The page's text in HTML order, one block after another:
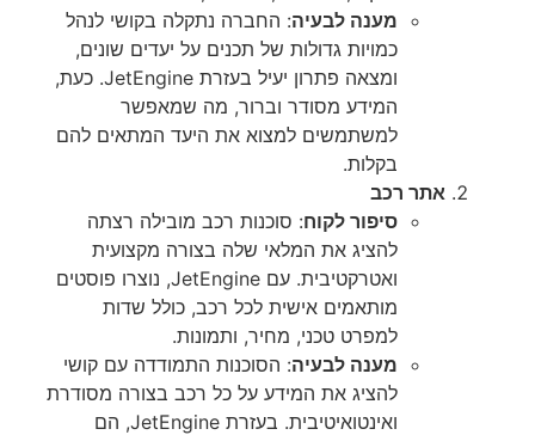
מענה לבעיה: החברה נתקלה בקושי לנהל
כמויות גדולות של תכנים על יעדים שונים,
ומצאה פתרון יעיל בעזרת JetEngine. כעת,
המידע מסודר וברור, מה שמאפשר
למשתמשים למצוא את היעד המתאים להם
בקלות.
אתר רכב
סיפור לקוח: סוכנות רכב מובילה רצתה
להציג את המלאי שלה בצורה מקצועית
ואטרקטיבית. עם JetEngine, נוצרו פוסטים
מותאמים אישית לכל רכב, כולל שדות
למפרט טכני, מחיר, ותמונות.
מענה לבעיה: הסוכנות התמודדה עם קושי
להציג את המידע על כל רכב בצורה מסודרת
ואינטואיטיבית. בעזרת JetEngine, הם